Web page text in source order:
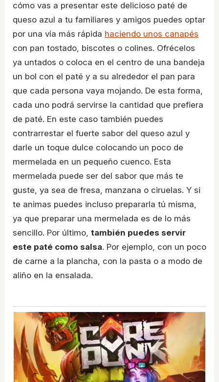
cómo vas a presentar este delicioso paté de
queso azul a tu familiares y amigos puedes optar
por una vía más rápida haciendo unos canapés
con pan tostado, biscotes o colines. Ofrécelos
ya untados o coloca en el centro de una bandeja
un bol con el paté y a su alrededor el pan para
que cada persona vaya mojando. De esta forma,
cada uno podrá servirse la cantidad que prefiera
de paté. En este caso también puedes
contrarrestar el fuerte sabor del queso azul y
darle un toque dulce colocando un poco de
mermelada en un pequeño cuenco. Esta
mermelada puede ser del sabor que más te
guste, ya sea de fresa, manzana o ciruelas. Y si
te animas puedes incluso prepararla tú misma,
ya que preparar una mermelada es de lo más
sencillo. Por último, también puedes servir
este paté como salsa. Por ejemplo, con un poco
de carne a la plancha, con la pasta o a modo de
aliño en la ensalada.